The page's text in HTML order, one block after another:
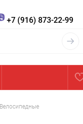
+7 (916) 873-22-99
Велосипедные